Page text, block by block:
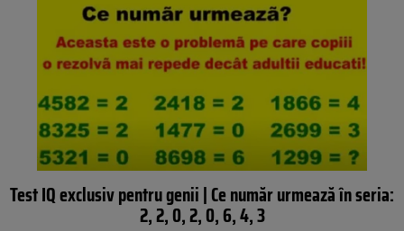
Test IQ exclusiv pentru genii | Ce număr urmează în seria:
2, 2, 0, 2, 0, 6, 4, 3